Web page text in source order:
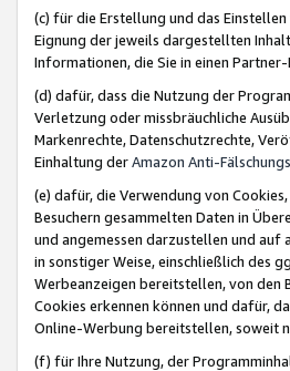
(c) für die Erstellung und das
Eignung der jeweils dargestellten
Informationen, die Sie in einen
(d) dafür, dass die Nutzung der
Verletzung oder missbräuchliche
Markenrechte, Datenschutzrechte,
Einhaltung derAmazon Anti-
(e) dafür, die Verwendung von
Besuchern gesammelten Daten in
und angemessen darzustellen und
in sonstiger Weise, einschließlich des
Werbeanzeigen bereitstellen, von den
Cookies erkennen können und dafür,
Online-Werbung bereitstellen, soweit
(f) für Ihre Nutzung, der